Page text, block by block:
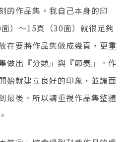
的作品集。我自己本身的印
）～15頁（30面）就很足夠
在要將作品集做成幾頁，更重
做出『分類』與『節奏』。作
始就建立良好的印象，並讓面
最後。所以請重視作品集整體